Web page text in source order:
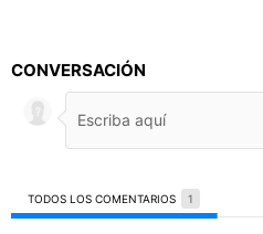
CONVERSACIÓN
TODOS LOS COMENTARIOS 1